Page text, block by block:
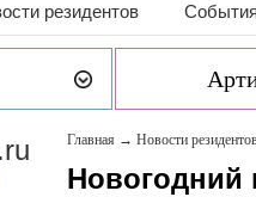
резидентов
Главная → Новости
Новогодний